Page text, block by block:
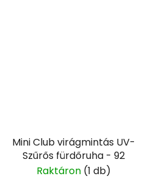
Mini Club virágmintás UV-
Szűrős fürdőruha - 92
Raktáron (1 db)